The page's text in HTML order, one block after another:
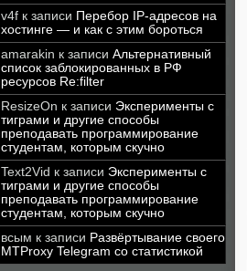
v4f к записи Перебор IP-адресов на
хостинге — и как с этим бороться
amarakin к записи Альтернативный
список заблокированных в РФ
ресурсов Re:filter
ResizeOn к записи Эксперименты с
тиграми и другие способы
преподавать программирование
студентам, которым скучно
Text2Vid к записи Эксперименты с
тиграми и другие способы
преподавать программирование
студентам, которым скучно
всым к записи Развёртывание своего
MTProxy Telegram со статистикой